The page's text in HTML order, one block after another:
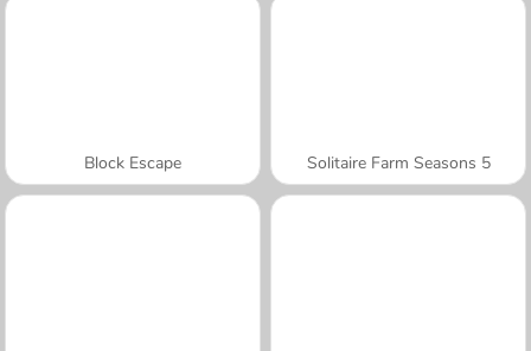
Block Escape Solitaire Farm Seasons 5